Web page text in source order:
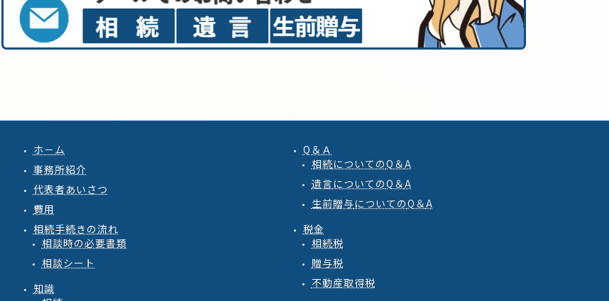
ホ－ム
事務所紹介
代表者あいさつ
費用
相続手続きの流れ
相談時の必要書類
相談シート
知識
Q＆Ａ
相続についてのQ ＆A
遺言についてのQ ＆A
生前贈与についてのQ ＆A
税金
相続税
贈与税
不動産取得税